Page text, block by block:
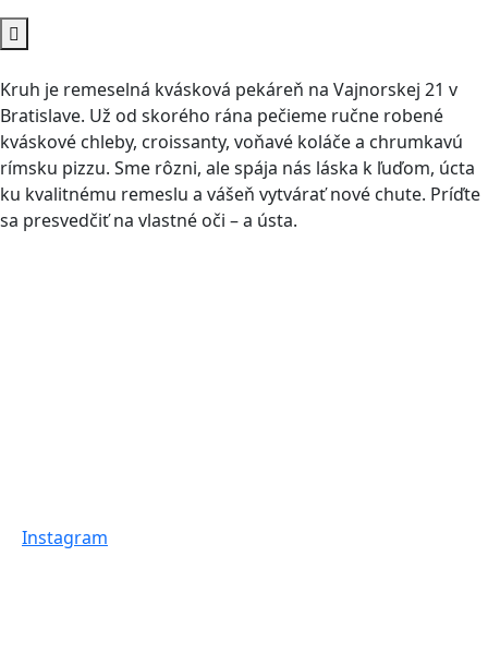
Kruh je remeselná kvásková pekáreň na Vajnorskej 21 v
Bratislave. Už od skorého rána pečieme ručne robené
kváskové chleby, croissanty, voňavé koláče a chrumkavú
rímsku pizzu. Sme rôzni, ale spája nás láska k ľuďom, úcta
ku kvalitnému remeslu a vášeň vytvárať nové chute. Príďte
sa presvedčiť na vlastné oči –a ústa.
Instagram